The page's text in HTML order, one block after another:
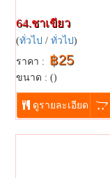
64.ชาเขียว
(ทั่วไป / ทั่วไป)
ราคา : ฿25
ขนาด : ()
...
ดูรายละเอียด